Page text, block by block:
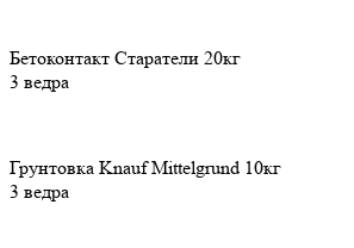
Бетоконтакт Старатели 20кг
3 ведра
Грунтовка Knauf Mittelgrund 10кг
3 ведра